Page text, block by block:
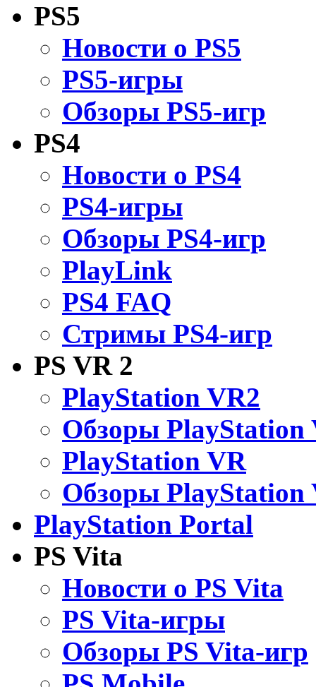
PS5
Новости о PS5
PS5-игры
Обзоры PS5-игр
PS4
Новости о PS4
PS4-игры
Обзоры PS4-игр
PlayLink
PS4 FAQ
Стримы PS4-игр
PS VR 2
PlayStation VR2
Обзоры PlayStation
PlayStation VR
Обзоры PlayStation
PlayStation Portal
PS Vita
Новости о PS Vita
PS Vita-игры
Обзоры PS Vita-игр